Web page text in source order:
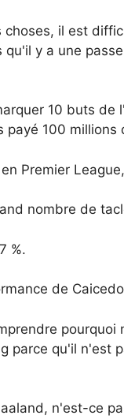
choses, il est
y a une
10 buts de
100 millions
Premier
nombre de
%.
de
parce qu'il n'est
n'est-ce